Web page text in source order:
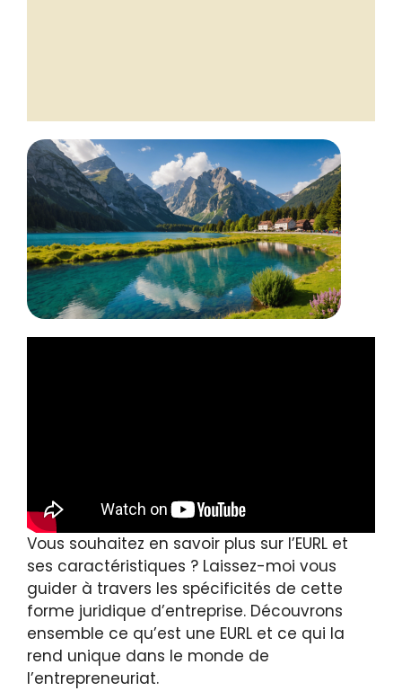
Vous souhaitez en savoir plus sur l’EURL et
ses caractéristiques ? Laissez-moi vous
guider à travers les spécificités de cette
forme juridique d’entreprise. Découvrons
ensemble ce qu’est une EURL et ce qui la
rend unique dans le monde de
l’entrepreneuriat.